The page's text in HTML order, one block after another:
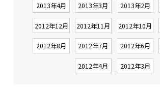
2013年4月 2013年3月 2013年2月
2012年12月 2012年11月 2012年10月
2012年8月 2012年7月 2012年6月
2012年4月 2012年3月